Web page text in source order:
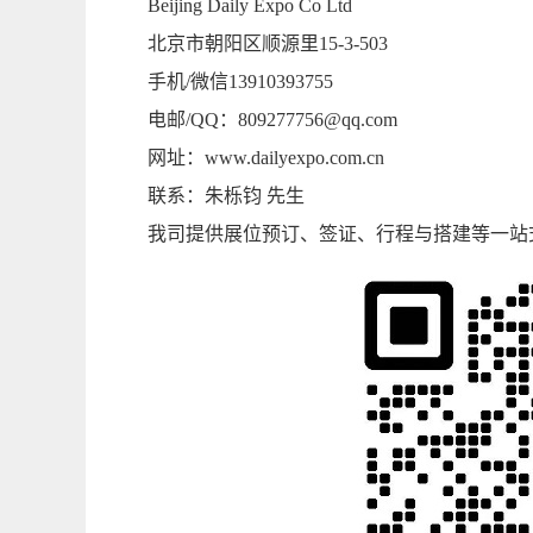
Beijing Daily Expo Co Ltd
北京市朝阳区顺源里15-3-503
手机/微信13910393755
电邮/QQ ： 809277756@qq.com
网址： www.dailyexpo.com.cn
联系：朱栎钧 先生
我司提供展位预订、签证、行程与搭建等一站